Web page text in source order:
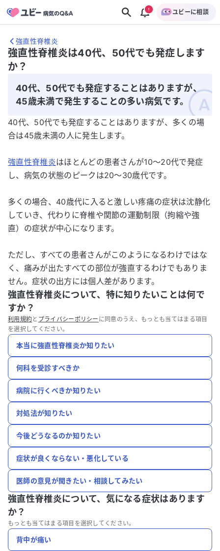
ユビーに相談
強直性脊椎炎
強直性脊椎炎は40代、50代でも発症します
か？
40代、50代でも発症することはありますが、
45歳未満で発生することの多い病気です。
40代、50代でも発症することはありますが、多くの場
合は45歳未満の人に発生します。
強直性脊椎炎はほとんどの患者さんが10～20代で発症
し、病気の状態のピークは20～30歳代です。
多くの場合、40歳代に入ると激しい疼痛の症状は沈静化
していき、代わりに脊椎や関節の運動制限（拘縮や強
直）の症状が中心になります。
ただし、すべての患者さんがこのようになるわけではな
く、痛みが出たすべての部位が強直するわけでもありま
せん。症状の出方には個人差があります。
強直性脊椎炎について、特に知りたいことは何で
すか？
利用規約と プライバシーポリシー に同意のうえ、もっとも当てはまる項目
を選択してください。
本当に強直性脊椎炎か知りたい
何科を受診すべきか
病院に行くべきか知りたい
対処法が知りたい
今後どうなるのか知りたい
症状が良くならない・悪化している
医師の意見が聞きたい・相談してみたい
強直性脊椎炎について、 気になる症状はあります
か？
もっとも当てはまる項目を選択してください。
背中が痛い